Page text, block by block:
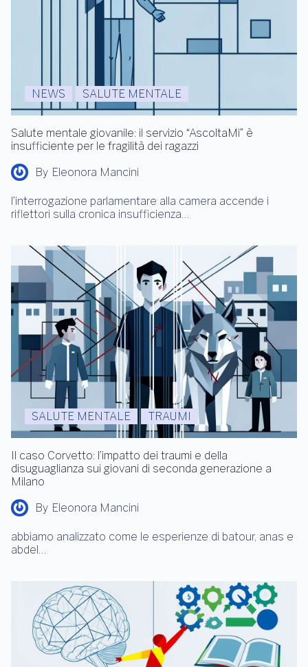
NEWS SALUTE MENTALE
Salute mentale giovanile: il servizio “AscoltaMi” è
insufficiente per le fragilità dei ragazzi
By Eleonora Mancini
l’interrogazione parlamentare alla camera accende i
riflettori sulla cronica insufficienza…
SALUTE MENTALE TRAUMI
Il caso Corvetto: l’impatto dei traumi e della
disuguaglianza sui giovani di seconda generazione a
Milano
By Eleonora Mancini
abbiamo analizzato come le esperienze di batour, anas e
abdel…